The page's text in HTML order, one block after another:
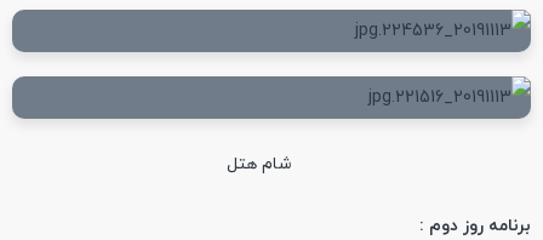
شام هتل
برنامه روز دوم :